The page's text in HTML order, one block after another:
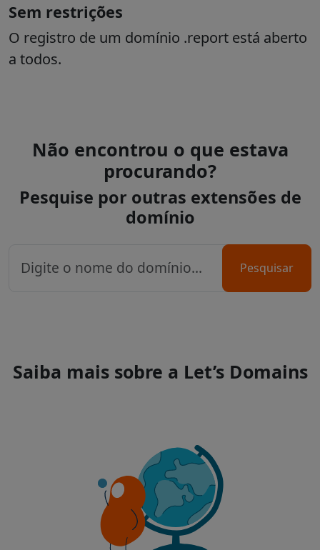
Sem restrições
O registro de um domínio .report está aberto
a todos.
Não encontrou o que estava
procurando?
Pesquise por outras extensões de
domínio
Pesquisar